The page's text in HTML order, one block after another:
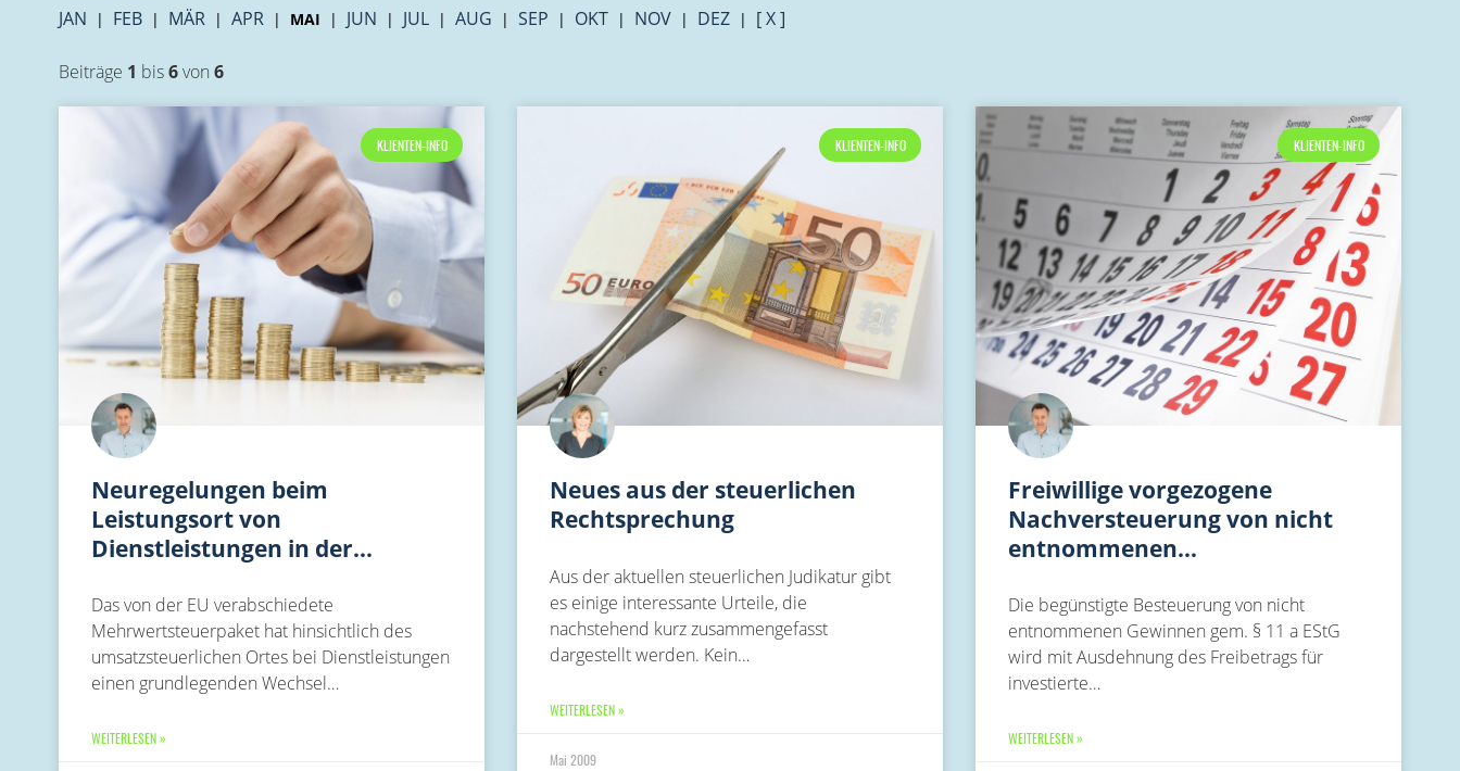
JAN | FEB| MÄR| APR| MAI | JUN | JUL| AUG | SEP | OKT| NOV| DEZ| [ X ]
Beiträge 1 bis6von 6
KLIENTEN-INFO
Neuregelungen beim
Leistungsort von
Dienstleistungen in der…
Das von der EU verabschiedete
Mehrwertsteuerpaket hat hinsichtlich des
umsatzsteuerlichen Ortes bei Dienstleistungen
einen grundlegenden Wechsel…
WEITERLESEN »
KLIENTEN-INFO
Neues aus der steuerlichen
Rechtsprechung
Aus der aktuellen steuerlichen Judikatur gibt
es einige interessante Urteile, die
nachstehend kurz zusammengefasst
dargestellt werden. Kein…
WEITERLESEN »
Mai 2009
KLIENTEN-INFO
Freiwillige vorgezogene
Nachversteuerung von nicht
entnommenen…
Die begünstigte Besteuerung von nicht
entnommenen Gewinnen gem. § 11 a EStG
wird mit Ausdehnung des Freibetrags für
investierte…
WEITERLESEN »